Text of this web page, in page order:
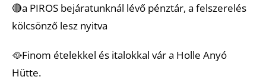
🔴a PIROS bejáratunknál lévő pénztár, a felszerelés
kölcsönző lesz nyitva
🥘Finom ételekkel és italokkal vár a Holle Anyó
Hütte.